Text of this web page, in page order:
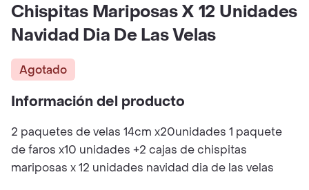
Chispitas Mariposas X 12 Unidades
Navidad Dia De Las Velas
Agotado
Información del producto
2 paquetes de velas 14cm x20unidades 1 paquete
de faros x10 unidades +2 cajas de chispitas
mariposas x 12 unidades navidad dia de las velas